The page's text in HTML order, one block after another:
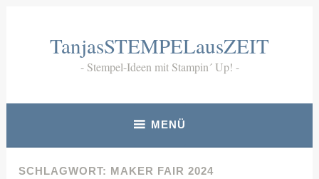
TanjasSTEMPELausZEIT
Stempel-Ideen mit Stampin´ Up!
MENÜ
SCHLAGWORT: MAKER FAIR 2024